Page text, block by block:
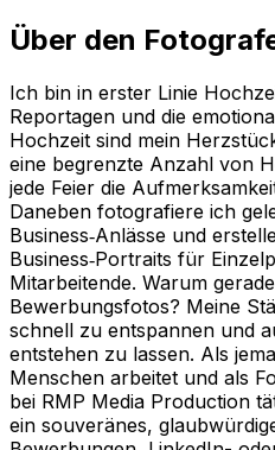
Über den
Ich bin in erster Linie
Reportagen und die
Hochzeit sind mein
eine begrenzte Anzahl von
jede Feier die
Daneben fotografiere ich
Business‑Anlässe und
Business‑Portraits für
Mitarbeitende. Warum
Bewerbungsfotos? Meine
schnell zu entspannen und
entstehen zu lassen. Als
Menschen arbeitet und als
bei RMP Media Production
ein souveränes,